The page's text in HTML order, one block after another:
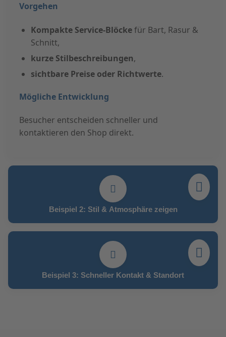
Vorgehen
Kompakte Service-Blöckefür Bart, Rasur &
Schnitt,
kurze Stilbeschreibungen,
sichtbare Preise oder Richtwerte.
Mögliche Entwicklung
Besucher entscheiden schneller und
kontaktieren den Shop direkt.
Beispiel 2: Stil & Atmosphäre zeigen
Beispiel 3: Schneller Kontakt & Standort